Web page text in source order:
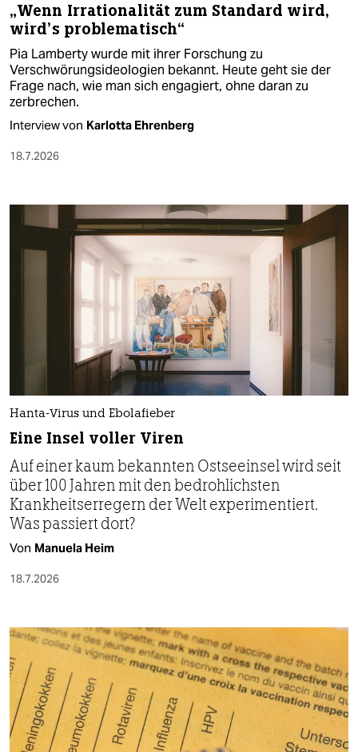
„Wenn Irrationalität zum Standard wird,
wird’s problematisch“
Pia Lamberty wurde mit ihrer Forschung zu
Verschwörungsideologien bekannt. Heute geht sie der
Frage nach, wie man sich engagiert, ohne daran zu
zerbrechen.
Interview von Karlotta Ehrenberg
18.7.2026
Hanta-Virus und Ebolafieber
Eine Insel voller Viren
Auf einer kaum bekannten Ostseeinsel wird seit
über 100 Jahren mit den bedrohlichsten
Krankheitserregern der Welt experimentiert.
Was passiert dort?
Von Manuela Heim
18.7.2026